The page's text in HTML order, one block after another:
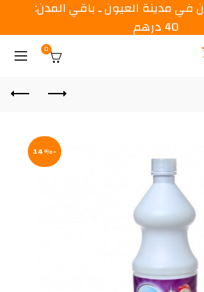
0
-14%
في مدينة العيون ـ باقي المدن:
40 درهم